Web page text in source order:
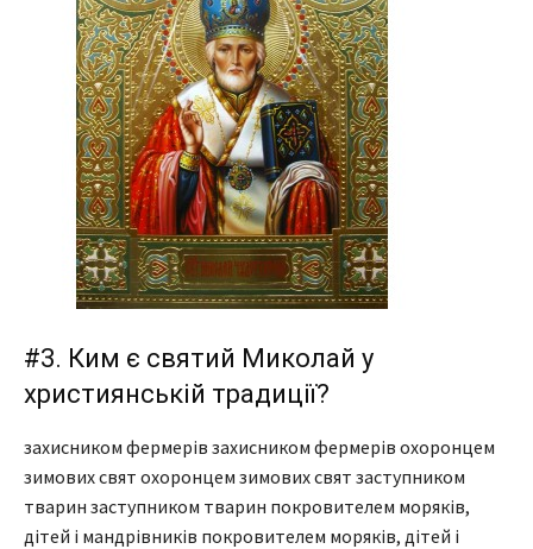
#3. Ким є святий Миколай у
християнській традиції?
захисником фермерів захисником фермерів охоронцем
зимових свят охоронцем зимових свят заступником
тварин заступником тварин покровителем моряків,
дітей і мандрівників покровителем моряків, дітей і